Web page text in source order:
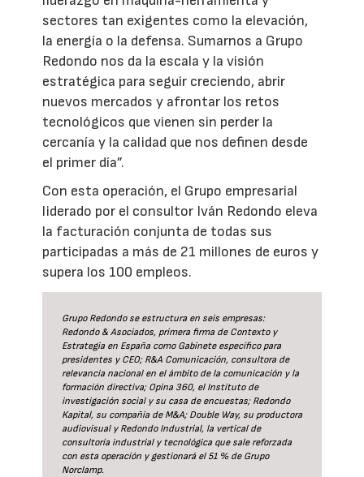
sectores tan exigentes como la elevación,
la energía o la defensa. Sumarnos a Grupo
Redondo nos da la escala y la visión
estratégica para seguir creciendo, abrir
nuevos mercados y afrontar los retos
tecnológicos que vienen sin perder la
cercanía y la calidad que nos definen desde
el primer día”.
Con esta operación, el Grupo empresarial
liderado por el consultor Iván Redondo eleva
la facturación conjunta de todas sus
participadas a más de 21 millones de euros y
supera los 100 empleos.
Grupo Redondo se estructura en seis empresas:
Redondo & Asociados, primera firma de Contexto y
Estrategia en España como Gabinete específico para
presidentes y CEO; R&A Comunicación, consultora de
relevancia nacional en el ámbito de la comunicación y la
formación directiva; Opina 360, el Instituto de
investigación social y su casa de encuestas; Redondo
Kapital, su compañía de M&A; Double Way, su productora
audiovisual y Redondo Industrial, la vertical de
consultoría industrial y tecnológica que sale reforzada
con esta operación y gestionará el 51 % de Grupo
Norclamp.